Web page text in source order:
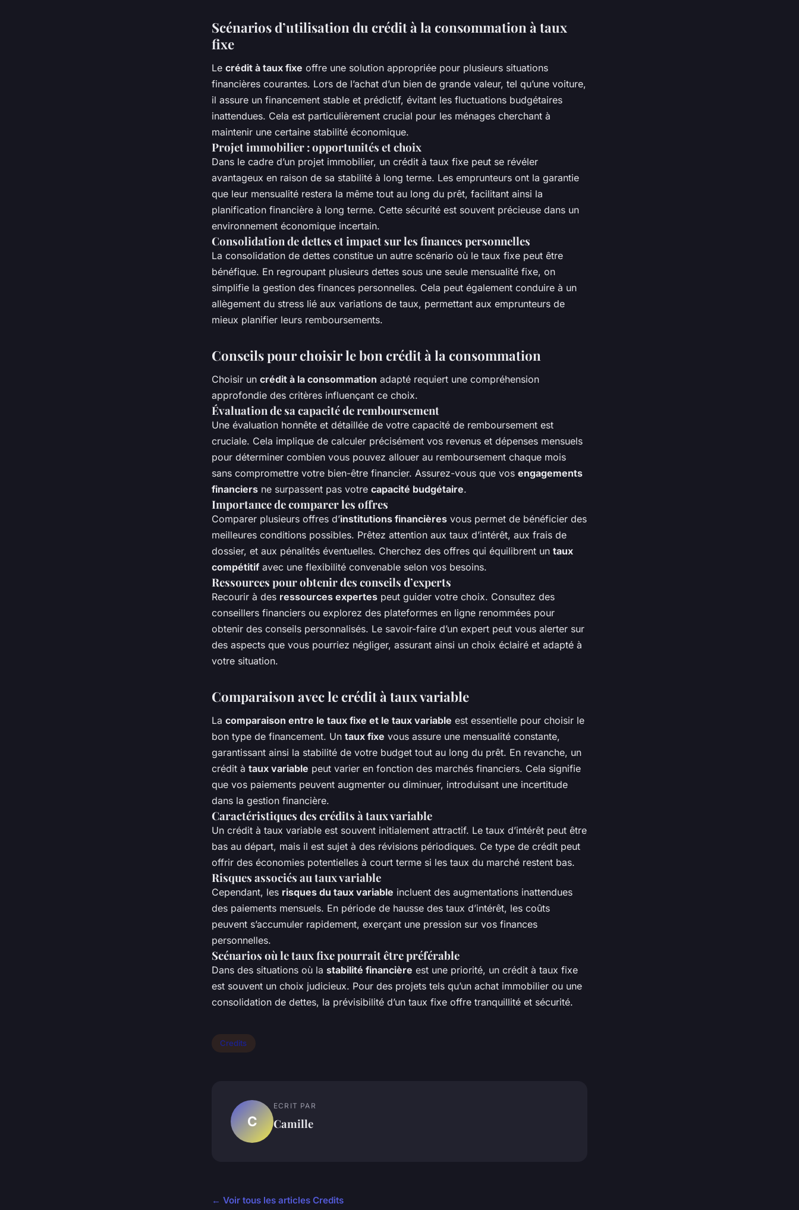
Scénarios d’utilisation du crédit à la consommation à taux
fixe
Le crédit à taux fixe offre une solution appropriée pour plusieurs situations
financières courantes. Lors de l’achat d’un bien de grande valeur, tel qu’une voiture,
il assure un financement stable et prédictif, évitant les fluctuations budgétaires
inattendues. Cela est particulièrement crucial pour les ménages cherchant à
maintenir une certaine stabilité économique.
Projet immobilier : opportunités et choix
Dans le cadre d’un projet immobilier, un crédit à taux fixe peut se révéler
avantageux en raison de sa stabilité à long terme. Les emprunteurs ont la garantie
que leur mensualité restera la même tout au long du prêt, facilitant ainsi la
planification financière à long terme. Cette sécurité est souvent précieuse dans un
environnement économique incertain.
Consolidation de dettes et impact sur les finances personnelles
La consolidation de dettes constitue un autre scénario où le taux fixe peut être
bénéfique. En regroupant plusieurs dettes sous une seule mensualité fixe, on
simplifie la gestion des finances personnelles. Cela peut également conduire à un
allègement du stress lié aux variations de taux, permettant aux emprunteurs de
mieux planifier leurs remboursements.
Conseils pour choisir le bon crédit à la consommation
Choisir un crédit à la consommation adapté requiert une compréhension
approfondie des critères influençant ce choix.
Évaluation de sa capacité de remboursement
Une évaluation honnête et détaillée de votre capacité de remboursement est
cruciale. Cela implique de calculer précisément vos revenus et dépenses mensuels
pour déterminer combien vous pouvez allouer au remboursement chaque mois
sans compromettre votre bien-être financier. Assurez-vous que vos engagements
financiers ne surpassent pas votre capacité budgétaire.
Importance de comparer les offres
Comparer plusieurs offres d’institutions financières vous permet de bénéficier des
meilleures conditions possibles. Prêtez attention aux taux d’intérêt, aux frais de
dossier, et aux pénalités éventuelles. Cherchez des offres qui équilibrent un taux
compétitif avec une flexibilité convenable selon vos besoins.
Ressources pour obtenir des conseils d’experts
Recourir à des ressources expertes peut guider votre choix. Consultez des
conseillers financiers ou explorez des plateformes en ligne renommées pour
obtenir des conseils personnalisés. Le savoir-faire d’un expert peut vous alerter sur
des aspects que vous pourriez négliger, assurant ainsi un choix éclairé et adapté à
votre situation.
Comparaison avec le crédit à taux variable
La comparaison entre le taux fixe et le taux variable est essentielle pour choisir le
bon type de financement. Un taux fixe vous assure une mensualité constante,
garantissant ainsi la stabilité de votre budget tout au long du prêt. En revanche, un
crédit à taux variable peut varier en fonction des marchés financiers. Cela signifie
que vos paiements peuvent augmenter ou diminuer, introduisant une incertitude
dans la gestion financière.
Caractéristiques des crédits à taux variable
Un crédit à taux variable est souvent initialement attractif. Le taux d’intérêt peut être
bas au départ, mais il est sujet à des révisions périodiques. Ce type de crédit peut
offrir des économies potentielles à court terme si les taux du marché restent bas.
Risques associés au taux variable
Cependant, les risques du taux variable incluent des augmentations inattendues
des paiements mensuels. En période de hausse des taux d’intérêt, les coûts
peuvent s’accumuler rapidement, exerçant une pression sur vos finances
personnelles.
Scénarios où le taux fixe pourrait être préférable
Dans des situations où la stabilité financière est une priorité, un crédit à taux fixe
est souvent un choix judicieux. Pour des projets tels qu’un achat immobilier ou une
consolidation de dettes, la prévisibilité d’un taux fixe offre tranquillité et sécurité.
Credits
C
ECRIT PAR
Camille
← Voir tous les articles Credits